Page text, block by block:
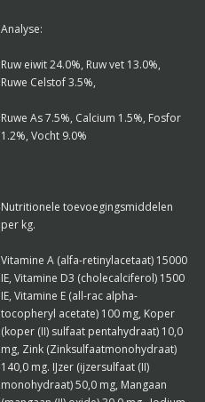
Analyse:
Ruw eiwit 24.0%, Ruw vet 13.0%,
Ruwe Celstof 3.5%,
Ruwe As 7.5%, Calcium 1.5%, Fosfor
1.2%, Vocht 9.0%
Nutritionele toevoegingsmiddelen
per kg.
Vitamine A (alfa-retinylacetaat) 15000
IE, Vitamine D3 (cholecalciferol) 1500
IE, Vitamine E (all-rac alpha-
tocopheryl acetate) 100 mg, Koper
(koper (II) sulfaat pentahydraat) 10,0
mg, Zink (Zinksulfaatmonohydraat)
140,0 mg. IJzer (ijzersulfaat (II)
monohydraat) 50,0 mg, Mangaan